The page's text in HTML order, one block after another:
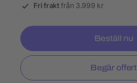
Fri fraktfrån 3.999 kr
Beställ nu
Begär offert